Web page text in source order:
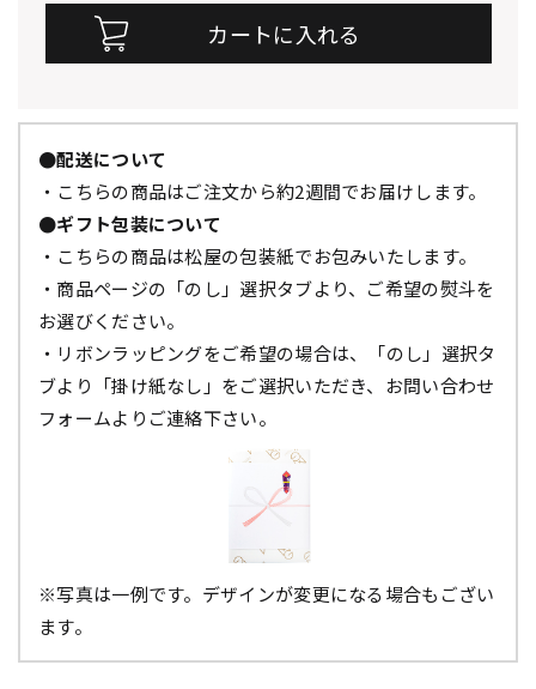
●配送について
・こちらの商品はご注文から約2週間でお届けします。
●ギフト包装について
・こちらの商品は松屋の包装紙でお包みいたします。
・商品ページの「のし」選択タブより、ご希望の熨斗を
お選びください。
・リボンラッピングをご希望の場合は、「のし」選択タ
ブより「掛け紙なし」をご選択いただき、お問い合わせ
フォームよりご連絡下さい。
※写真は一例です。デザインが変更になる場合もござい
ます。